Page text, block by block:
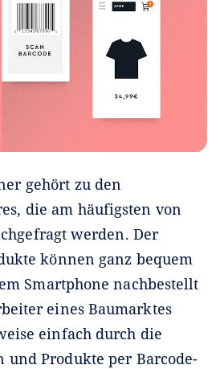
gehört zu den
die am häufigsten von
werden. Der
können ganz bequem
Smartphone nachbestellt
eines Baumarktes
einfach durch die
und Produkte per Barcode-